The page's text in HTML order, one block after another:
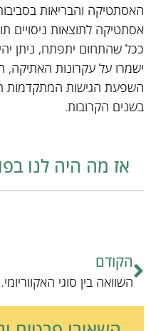
האסתטיקה והבריאות
אסתטיקה לתוצאות ניסויים
ככל שהתחום יתפתח, ניתן
ישמרו על עקרונות האתיקה,
השפעת הגישות המתקדמות
בשנים הקרובות.
אז מה היה לנו
הקודם
השוואה בין